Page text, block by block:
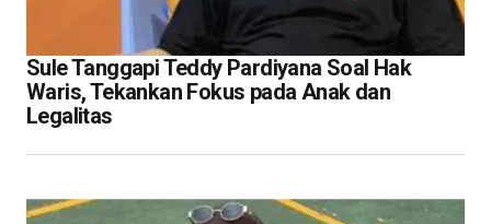
Sule Tanggapi Teddy Pardiyana Soal Hak
Waris, Tekankan Fokus pada Anak dan
Legalitas